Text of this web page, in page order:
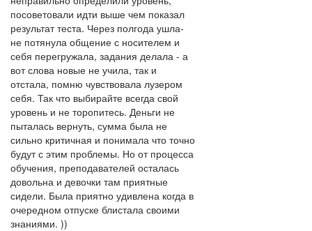
посоветовали идти выше чем показал
результат теста. Через полгода ушла-
не потянула общение с носителем и
себя перегружала, задания делала - а
вот слова новые не учила, так и
отстала, помню чувствовала лузером
себя. Так что выбирайте всегда свой
уровень и не торопитесь. Деньги не
пыталась вернуть, сумма была не
сильно критичная и понимала что точно
будут с этим проблемы. Но от процесса
обучения, преподавателей осталась
довольна и девочки там приятные
сидели. Была приятно удивлена когда в
очередном отпуске блистала своими
знаниями. ))